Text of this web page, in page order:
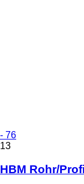
- 76
13
HBM Rohr/